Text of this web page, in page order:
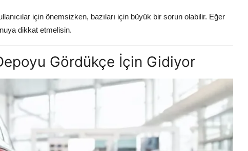
için önemsizken, bazıları için büyük bir sorun olabilir. Eğer
dikkat etmelisin.
Gördükçe İçin Gidiyor